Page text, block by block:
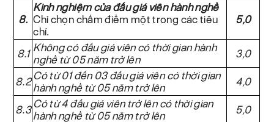
8.
Kinh nghiệm của đấu giá viên hành nghề
Chỉ chọn chấm điểm một trong các tiêu
chí.
5,0
8.1
Không có đấu giá viên có thời gian hành
nghề từ 05 năm trở lên
3,0
8.2
Có từ 01 đến 03 đấu giá viên có thời gian
hành nghề từ 05 năm trở lên
4,0
8.3
Có từ 4 đấu giá viên trở lên có thời gian
hành nghề từ 05 năm trở lên
5,0